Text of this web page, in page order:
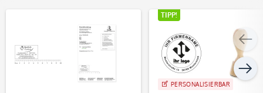
TIPP!
PERSONALISIERBAR